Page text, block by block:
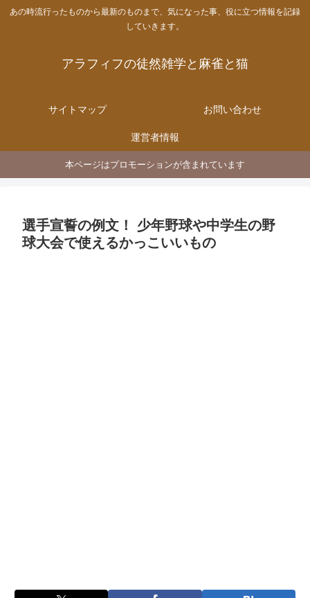
あの時流行ったものから最新のものまで、気になった事、役に立つ情報を記録
していきます。
アラフィフの徒然雑学と麻雀と猫
サイトマップ お問い合わせ
運営者情報
本ページはプロモーションが含まれています
選手宣誓の例文！ 少年野球や中学生の野
球大会で使えるかっこいいもの